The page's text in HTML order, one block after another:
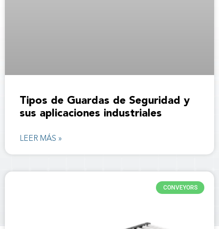
Tipos de Guardas de Seguridad y
sus aplicaciones industriales
LEER MÁS »
CONVEYORS